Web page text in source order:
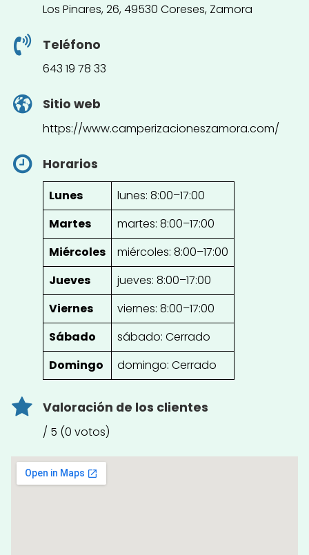
Los Pinares, 26, 49530 Coreses, Zamora
Teléfono
643 19 78 33
Sitio web
https://www.camperizacioneszamora.com/
Horarios
Lunes
lunes: 8:00–17:00
Martes
martes: 8:00–17:00
Miércoles
miércoles: 8:00–17:00
Jueves
jueves: 8:00–17:00
Viernes
viernes: 8:00–17:00
Sábado
sábado: Cerrado
Domingo
domingo: Cerrado
Valoración de los clientes
/ 5 (0 votos)